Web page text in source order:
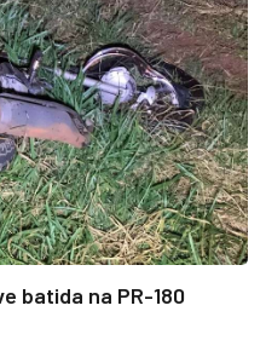
batida na PR-180